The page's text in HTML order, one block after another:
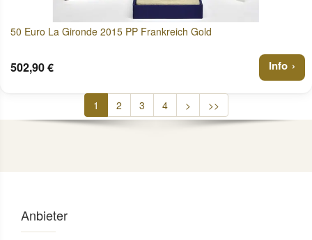
50 Euro La Gironde 2015 PP Frankreich Gold
502,90 € Info
1 2 3 4 > >>
Anbieter